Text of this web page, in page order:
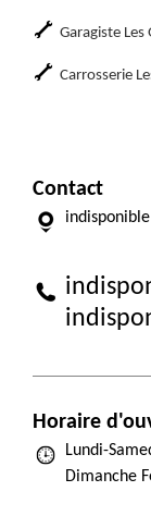
Garagiste Les
Carrosserie
Contact
indisponible
Horaire
Lundi-
Dimanche